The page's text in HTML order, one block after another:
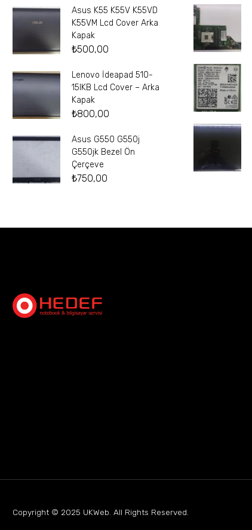
Asus K55 K55V K55VD
K55VM Lcd Cover Arka
Kapak
₺500,00
Lenovo İdeapad 510-
15IKB Lcd Cover – Arka
Kapak
₺800,00
Asus G550 G550j
G550jk Bezel Ön
Çerçeve
₺750,00
Copyright © 2025 UKWeb . All Rights Reserved.